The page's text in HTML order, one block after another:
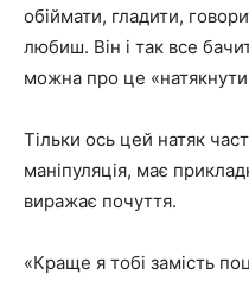
обіймати, гладити,
любиш. Він і так все
можна про це
Тільки ось цей натяк
маніпуляція, має
виражає почуття.
«Краще я тобі замість